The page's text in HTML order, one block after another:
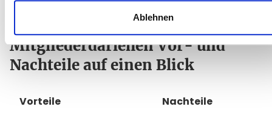
Ablehnen
Mitgliederdarlehen Vor- und
Nachteile auf einen Blick
Vorteile Nachteile